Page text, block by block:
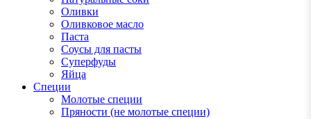
Оливки
Оливковое масло
Паста
Соусы для пасты
Суперфуды
Яйца
Специи
Молотые специи
Пряности (не молотые специи)